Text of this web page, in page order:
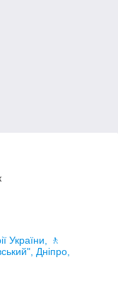
України, 🚶
Дніпро,